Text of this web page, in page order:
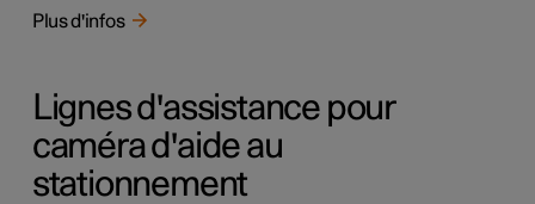
Plus d'infos
Lignes d'assistance pour
caméra d'aide au
stationnement